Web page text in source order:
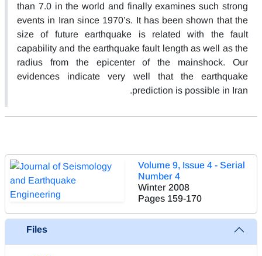
than 7.0 in the world and finally examines such strong
events in Iran since 1970’s. It has been shown that the
size of future earthquake is related with the fault
capability and the earthquake fault length as well as the
radius from the epicenter of the mainshock. Our
evidences indicate very well that the earthquake
prediction is possible in Iran.
Volume 9, Issue 4 - Serial
Number 4
Winter 2008
Pages 159-170
Files